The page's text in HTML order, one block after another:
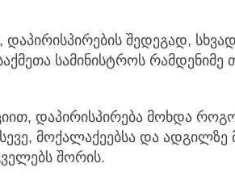
დაპირისპირების შედეგად,
სამინისტროს
დაპირისპირება მოხდა
მოქალაქეებსა და ადგილზე
შორის.